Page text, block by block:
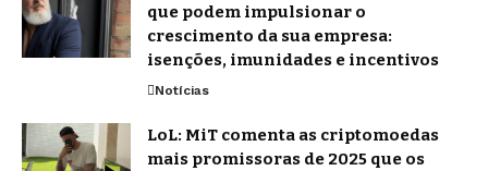
que podem impulsionar o
crescimento da sua empresa:
isenções, imunidades e incentivos
Notícias
LoL: MiT comenta as criptomoedas
mais promissoras de 2025 que os